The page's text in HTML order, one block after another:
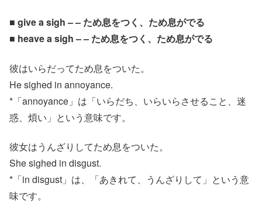
■ give a sigh – – ため息をつく、ため息がでる
■ heave a sigh – – ため息をつく、ため息がでる
彼はいらだってため息をついた。
He sighed in annoyance.
*「annoyance」は「いらだち、いらいらさせること、迷
惑、煩い」という意味です。
彼女はうんざりしてため息をついた。
She sighed in disgust.
*「in disgust」は、「あきれて、うんざりして」という意
味です。